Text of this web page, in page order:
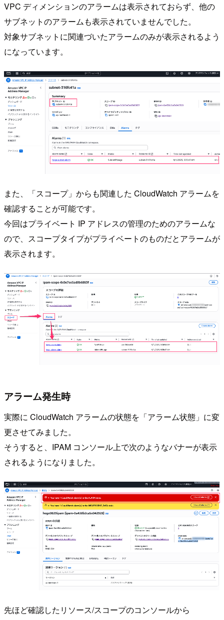
VPC ディメンションのアラームは表示されておらず、他の
サブネットのアラームも表示されていませんでした。
対象サブネットに関連づいたアラームのみが表示されるよう
になっています。
また、「スコープ」からも関連した CloudWatch アラームを
確認することが可能です。
今回はプライベート IP アドレスの管理のためのアラームな
ので、スコープタイプがプライベートのものだとアラームが
表示されます。
アラーム発生時
実際に CloudWatch アラームの状態を「アラーム状態」に変
更させてみました。
そうすると、IPAM コンソール上で次のようなバナーが表示
されるようになりました。
先ほど確認したリソース/スコープのコンソールから